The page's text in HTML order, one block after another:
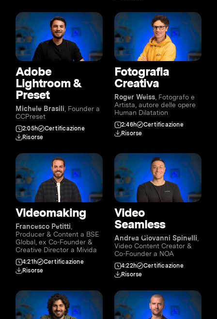
Adobe
Lightroom &
Preset
Michele Brasili , Founder a
CCPreset
2:05h
Certificazione
Risorse
Fotografia
Creativa
Roger Weiss , Fotografo e
Artista, autore delle opere
Human Dilatation
2:46h
Certificazione
Risorse
Videomaking
Francesco Petitti
Producer & Content a BSE
Global, ex Co-Founder &
Creative Director a Mivida
4:21h
Certificazione
Risorse
Video
Seamless
Andrea Giovanni Spinelli
Video Content Creator &
Co-Founder a NOA
4:22h
Certificazione
Risorse